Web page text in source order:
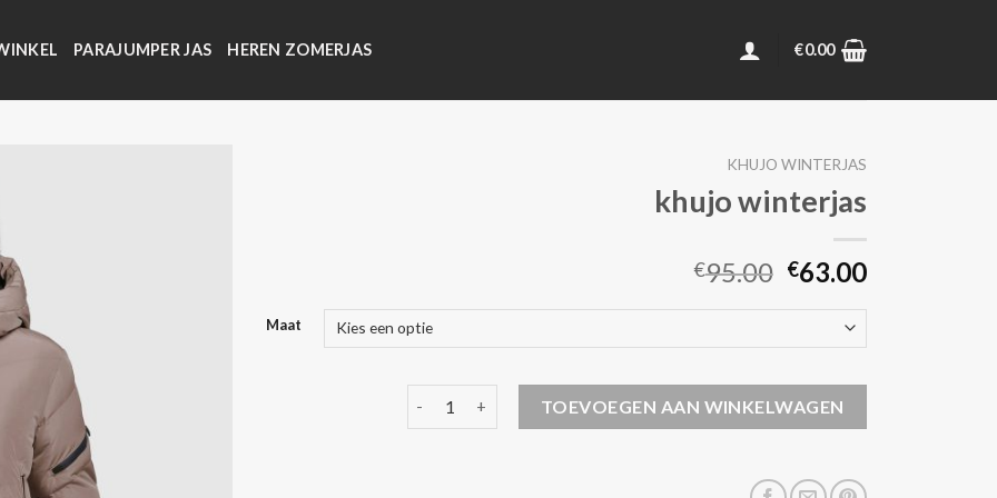
PARAJUMPER JAS HEREN ZOMERJAS €0.00
KHUJO WINTERJAS
khujo winterjas
€95.00 €63.00
Maat
TOEVOEGEN AAN WINKELWAGEN